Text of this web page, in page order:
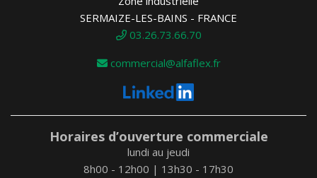
SERMAIZE-LES-BAINS - FRANCE
03.26.73.66.70
commercial@alfaflex.fr
Horaires d’ouverture commerciale
lundi au jeudi
8h00 - 12h00 | 13h30 - 17h30